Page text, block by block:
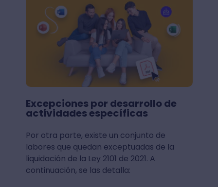
Excepciones por desarrollo de
actividades específicas
Por otra parte, existe un conjunto de
labores que quedan exceptuadas de la
liquidación de la Ley 2101 de 2021. A
continuación, se las detalla: